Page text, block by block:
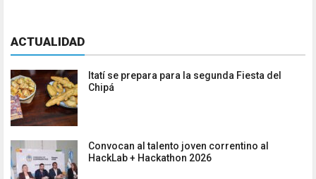
ACTUALIDAD
Itatí se prepara para la segunda Fiesta del
Chipá
Convocan al talento joven correntino al
HackLab + Hackathon 2026